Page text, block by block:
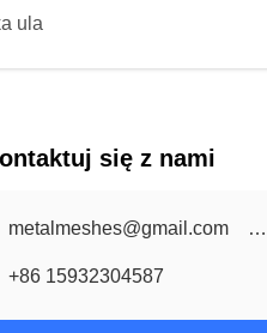
ula
się z nami
metalmeshes@gmail.com karen@bmmetalmesh.com
+86 15932304587